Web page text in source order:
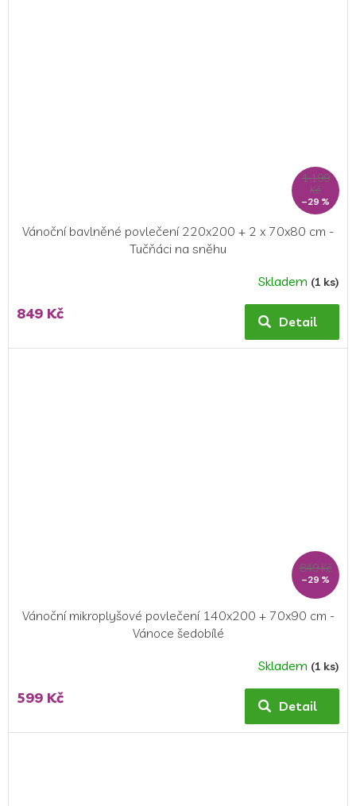
1 199
Kč
–29 %
Vánoční bavlněné povlečení 220x200 + 2 x 70x80 cm -
Tučňáci na sněhu
Skladem (1 ks)
849 Kč Detail
849 Kč
–29 %
Vánoční mikroplyšové povlečení 140x200 + 70x90 cm -
Vánoce šedobílé
Skladem (1 ks)
599 Kč Detail